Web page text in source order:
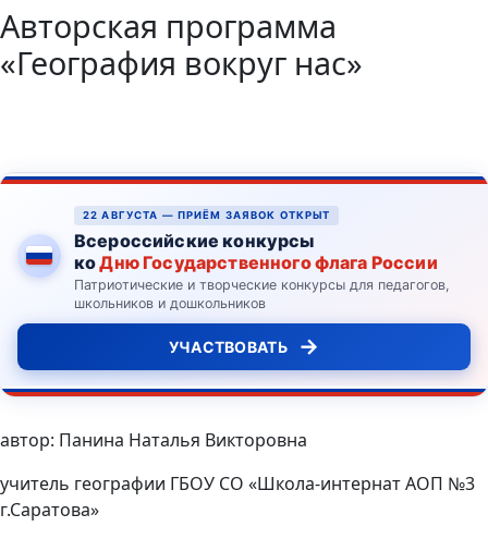
Авторская программа
«География вокруг нас»
22 АВГУСТА — ПРИЁМ ЗАЯВОК ОТКРЫТ
Всероссийские конкурсы
коДню Государственного флага России
Патриотические и творческие конкурсы для педагогов,
школьников и дошкольников
УЧАСТВОВАТЬ →
автор: Панина Наталья Викторовна
учитель географии ГБОУ СО «Школа-интернат АОП №3
г.Саратова»